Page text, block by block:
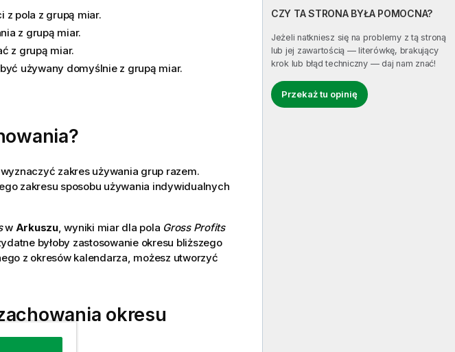
CZY TA STRONA BYŁA POMOCNA?
Jeżeli natkniesz się na problemy z tą stroną
lub jej zawartością — literówkę, brakujący
krok lub błąd techniczny — daj nam znać!
Przekaż tu opinię
z pola z grupą miar.
z grupą miar.
z grupą miar.
używany domyślnie z grupą miar.
zakres używania grup razem.
zakresu sposobu używania indywidualnych
w Arkuszu, wyniki miar dla pola Gross Profits
byłoby zastosowanie okresu bliższego
z okresów kalendarza, możesz utworzyć
okresu